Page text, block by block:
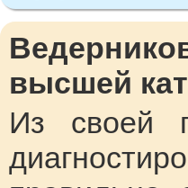
высшей
Из своей